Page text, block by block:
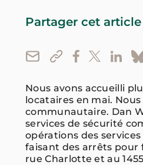
Partager cet article
Nous avons accueilli
locataires en mai.
communautaire. Dan
services de sécurité
opérations des
faisant des arrêts pour
rue Charlotte et au